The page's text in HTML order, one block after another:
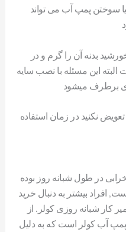
سوختن پمپ آب می تواند
بدنه آن را گرم و در
البته این مسئله با نصب سایه
برطرف میشود
نکنید در زمان استفاده
در طول شبانه روز بوده
افراد بیشتر به دنبال خرید
کار شبانه روزی کولر. از
پمپ آب کولر است که به دلیل